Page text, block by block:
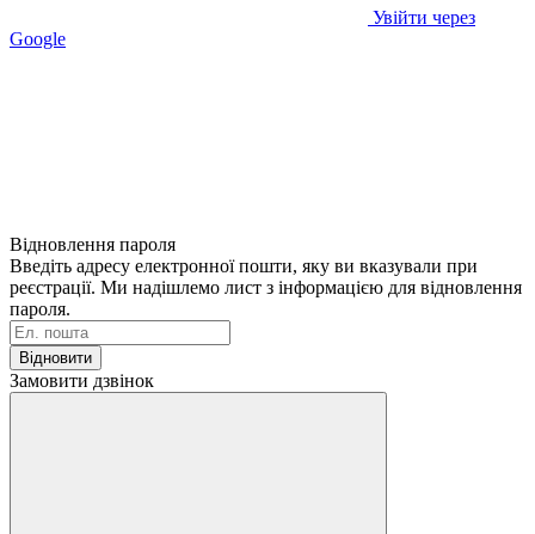
Увійти через
Google
Відновлення пароля
Введіть адресу електронної пошти, яку ви вказували при
реєстрації. Ми надішлемо лист з інформацією для відновлення
пароля.
Відновити
Замовити дзвінок